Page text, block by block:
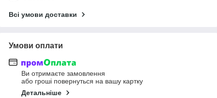
Всі умови доставки
Умови оплати
Ви отримаєте замовлення
або гроші повернуться на вашу картку
Детальніше